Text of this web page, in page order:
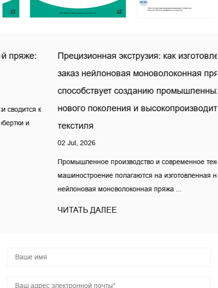
Прецизионная экструзия: как изготовленная на
заказ нейлоновая моноволоконная пряжа
способствует созданию промышленных тканей
нового поколения и высокопроизводительного
текстиля
Промышленное производство и современное текстильное
машиностроение полагаются на изготовленная на заказ
нейлоновая моноволоконная пряжа ...
ЧИТАТЬ ДАЛЕЕ